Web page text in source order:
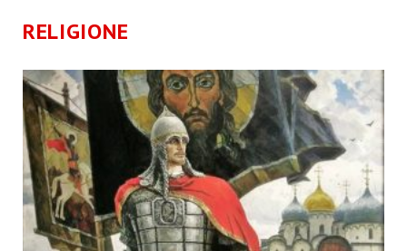
RELIGIONE